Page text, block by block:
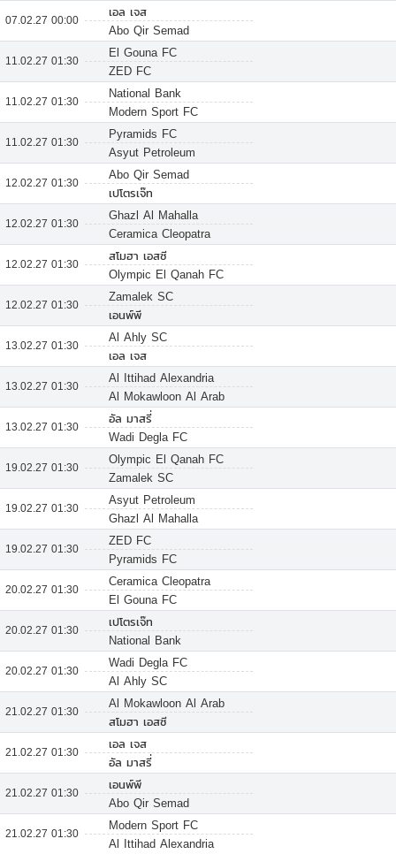
07.02.27 00:00
เอล เจส
Abo Qir Semad
11.02.27 01:30
El Gouna FC
ZED FC
11.02.27 01:30
National Bank
Modern Sport FC
11.02.27 01:30
Pyramids FC
Asyut Petroleum
12.02.27 01:30
Abo Qir Semad
เปโตรเจ๊ท
12.02.27 01:30
Ghazl Al Mahalla
Ceramica Cleopatra
12.02.27 01:30
สโมฮา เอสซี
Olympic El Qanah FC
12.02.27 01:30
Zamalek SC
เอนพ์พี
13.02.27 01:30
Al Ahly SC
เอล เจส
13.02.27 01:30
Al Ittihad Alexandria
Al Mokawloon Al Arab
13.02.27 01:30
อัล มาสรี่
Wadi Degla FC
19.02.27 01:30
Olympic El Qanah FC
Zamalek SC
19.02.27 01:30
Asyut Petroleum
Ghazl Al Mahalla
19.02.27 01:30
ZED FC
Pyramids FC
20.02.27 01:30
Ceramica Cleopatra
El Gouna FC
20.02.27 01:30
เปโตรเจ๊ท
National Bank
20.02.27 01:30
Wadi Degla FC
Al Ahly SC
21.02.27 01:30
Al Mokawloon Al Arab
สโมฮา เอสซี
21.02.27 01:30
เอล เจส
อัล มาสรี่
21.02.27 01:30
เอนพ์พี
Abo Qir Semad
21.02.27 01:30
Modern Sport FC
Al Ittihad Alexandria